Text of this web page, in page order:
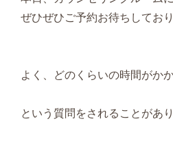
ぜひぜひご予約お待ちしてお
よく、どのくらいの時間がか
という質問をされることがあり